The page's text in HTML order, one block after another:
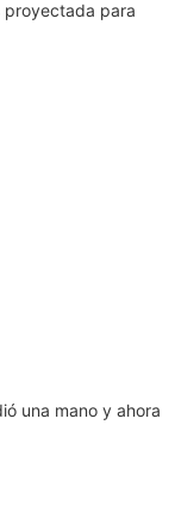
proyectada para
una mano y ahora